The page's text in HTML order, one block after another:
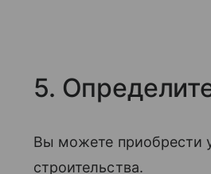
5.
Вы можете приобрести
строительства.